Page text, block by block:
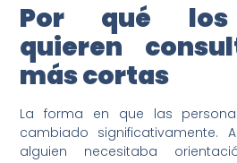
Por qué los
quieren
más cortas
La forma en que las
cambiado significativamente.
alguien necesitaba